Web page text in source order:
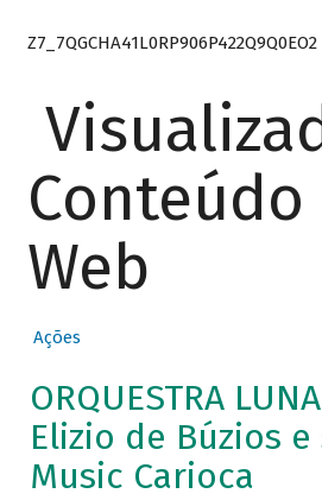
Z7_7QGCHA41L0RP906P422Q9Q0EO2
Conteúdo
Web
Ações
ORQUESTRA
Elizio de Búzios
Music Carioca